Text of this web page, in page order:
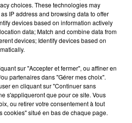
Karol G
interview accordée
AA est revenu sur ses débuts
ainsi déclaré avoir reçu une
Llamalorsqu'il était
il ne pouvait rien
lui a alors promis qu'ils se
Quelques mois plus tard, les
donc rencontrés pour leur
choices. These technologies may
IP address and browsing data to offer
devices based on information actively
data; Match and combine data from
devices; Identify devices based on
sur "Accepter et fermer", ou affiner en
partenaires dans "Gérer mes choix".
en cliquant sur "Continuer sans
s'appliqueront que pour ce site. Vous
ou retirer votre consentement à tout
cookies" situé en bas de chaque page.